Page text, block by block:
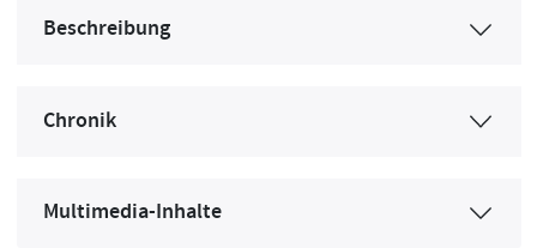
Beschreibung
Chronik
Multimedia-Inhalte